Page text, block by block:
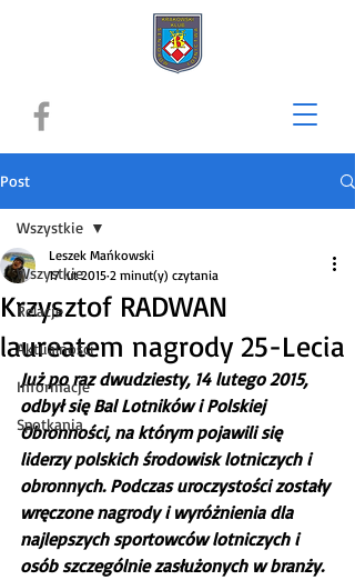
Post
Wszystkie
Relacje
Aktualności
Informacje
Spotkania
Wszystkie
Krzysztof RADWAN
laureatem nagrody 25-Lecia
Leszek Mańkowski
17 lut 2015 2 minut(y) czytania
Już po raz dwudziesty, 14 lutego 2015,
odbył się Bal Lotników i Polskiej
Obronności, na którym pojawili się
liderzy polskich środowisk lotniczych i
obronnych. Podczas uroczystości zostały
wręczone nagrody i wyróżnienia dla
najlepszych sportowców lotniczych i
osób szczególnie zasłużonych w branży.